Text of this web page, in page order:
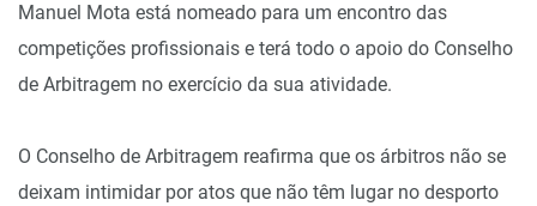
Manuel Mota está nomeado para um encontro das
competições profissionais e terá todo o apoio do Conselho
de Arbitragem no exercício da sua atividade.
O Conselho de Arbitragem reafirma que os árbitros não se
deixam intimidar por atos que não têm lugar no desporto